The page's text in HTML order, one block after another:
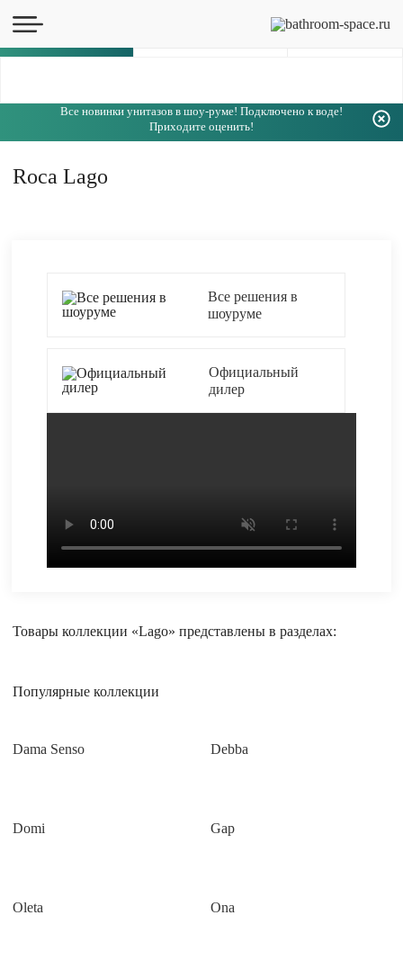
Все новинки унитазов в шоу-руме! Подключено к воде!
Приходите оценить!
Roca Lago
Все решения в
шоуруме
Официальный
дилер
Товары коллекции «Lago» представлены в разделах:
Популярные коллекции
Dama Senso Debba
Domi Gap
Oleta Ona